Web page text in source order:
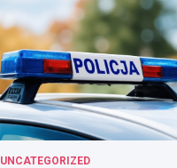
UNCATEGORIZED